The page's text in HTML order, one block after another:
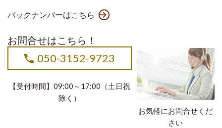
バックナンバーはこちら
お問合せはこちら！
お気軽にお問合せくだ
さい
050-3152-9723
【受付時間】09:00～17:00（土日祝
除く）